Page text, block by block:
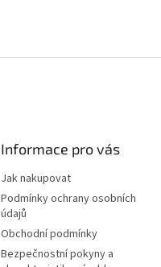
Informace pro vás
Jak nakupovat
Podmínky ochrany osobních
údajů
Obchodní podmínky
Bezpečnostní pokyny a